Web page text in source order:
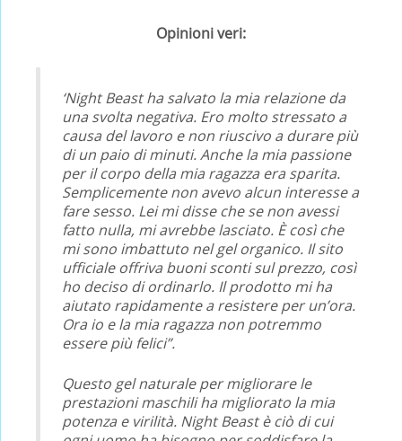
Opinioni veri:
‘Night Beast ha salvato la mia relazione da
una svolta negativa. Ero molto stressato a
causa del lavoro e non riuscivo a durare più
di un paio di minuti. Anche la mia passione
per il corpo della mia ragazza era sparita.
Semplicemente non avevo alcun interesse a
fare sesso. Lei mi disse che se non avessi
fatto nulla, mi avrebbe lasciato. È così che
mi sono imbattuto nel gel organico. Il sito
ufficiale offriva buoni sconti sul prezzo, così
ho deciso di ordinarlo. Il prodotto mi ha
aiutato rapidamente a resistere per un’ora.
Ora io e la mia ragazza non potremmo
essere più felici”.
Questo gel naturale per migliorare le
prestazioni maschili ha migliorato la mia
potenza e virilità. Night Beast è ciò di cui